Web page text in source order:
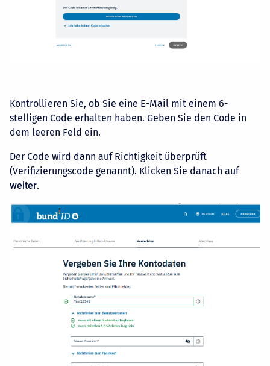
Kontrollieren Sie, ob Sie eine E-Mail mit einem 6-
stelligen Code erhalten haben. Geben Sie den Code in
dem leeren Feld ein.
Der Code wird dann auf Richtigkeit überprüft
(Verifizierungscode genannt). Klicken Sie danach auf
weiter.